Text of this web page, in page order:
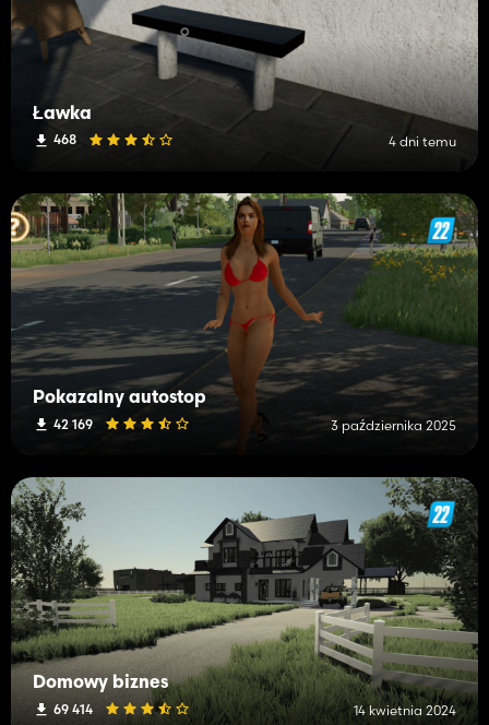
Ławka
468 4 dni temu
Pokazalny autostop
42 169 3 października 2025
Domowy biznes
69 414 14 kwietnia 2024